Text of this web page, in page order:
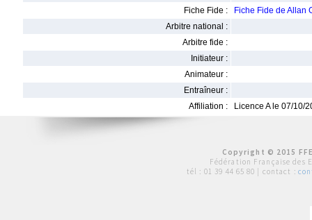
Fiche Fide :
Fiche Fide de Allan
Arbitre national :
Arbitre fide :
Initiateur :
Animateur :
Entraîneur :
Affiliation :
Licence A le 07/10/
Copyright © 2015
Fédération Française des
tél : 01 39 44 65 80 | contact :